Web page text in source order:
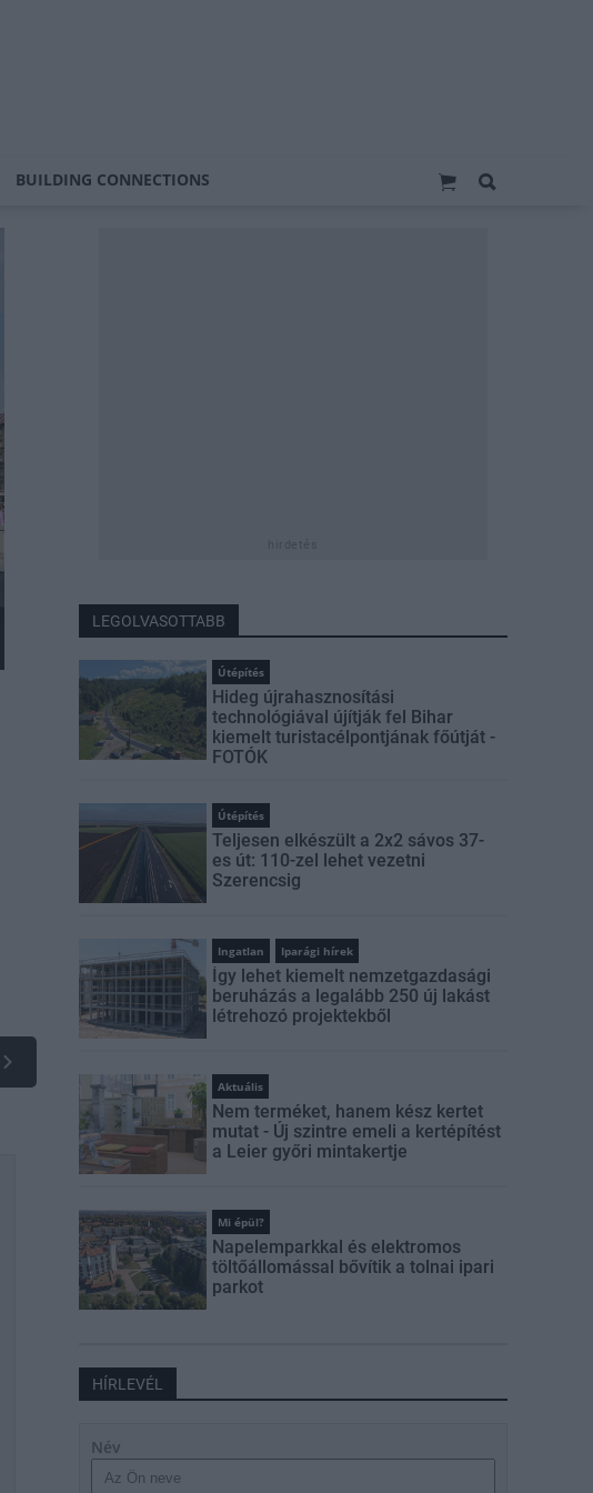
BUILDING CONNECTIONS
LEGOLVASOTTABB
Útépítés
Hideg újrahasznosítási
technológiával újítják fel Bihar
kiemelt turistacélpontjának főútját -
FOTÓK
Útépítés
Teljesen elkészült a 2x2 sávos 37-
es út: 110-zel lehet vezetni
Szerencsig
Ingatlan Iparági hírek
Így lehet kiemelt nemzetgazdasági
beruházás a legalább 250 új lakást
létrehozó projektekből
Aktuális
Nem terméket, hanem kész kertet
mutat - Új szintre emeli a kertépítést
a Leier győri mintakertje
Mi épül?
Napelemparkkal és elektromos
töltőállomással bővítik a tolnai ipari
parkot
HÍRLEVÉL
Név